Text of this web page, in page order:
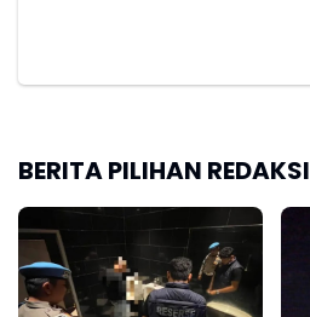
BERITA PILIHAN REDAKSI